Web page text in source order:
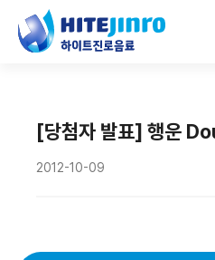
[당첨자 발표] 행운
2012-10-09